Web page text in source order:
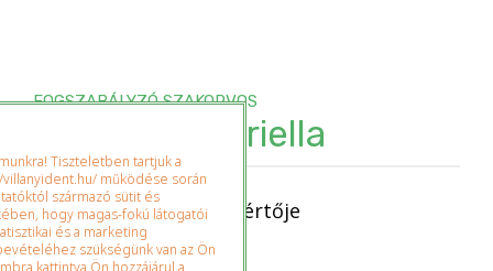
FOGSZABÁLYZÓ SZAKORVOS
Dr. Nagy Gabriella
A fogszabályozás szakértője
Szakterülete:
Tiszteletben tartjuk a
működése során
származó sütit és
hogy magas-fokú látogatói
és a marketing
szükségünk van az Ön
kattintva Ön hozzájárul a